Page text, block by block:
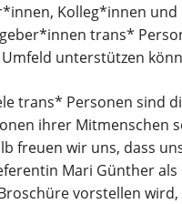
Kolleg*innen und
trans*
unterstützen
trans* Personen sind
ihrer Mitmenschen
freuen wir uns, dass
Mari Günther als
vorstellen